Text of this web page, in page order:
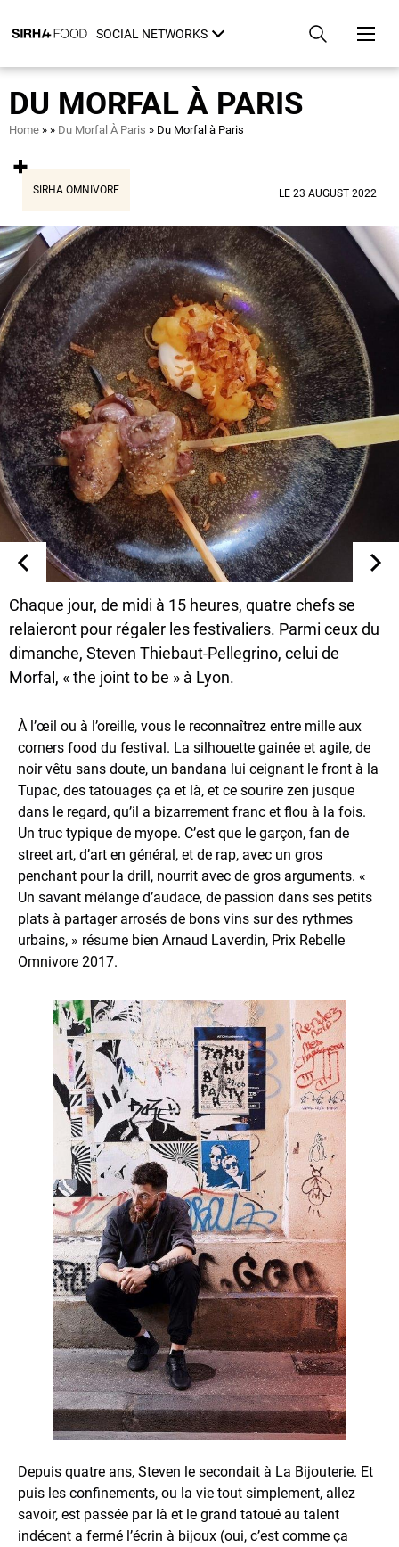
to
content
SOCIAL NETWORKS
DU MORFAL À PARIS
Breadcrumb
Home Du Morfal À Paris Du Morfal à Paris
SIRHA OMNIVORE LE 23 AUGUST 2022
Chaque jour, de midi à 15 heures, quatre chefs se
relaieront pour régaler les festivaliers. Parmi ceux du
dimanche, Steven Thiebaut-Pellegrino, celui de
Morfal, « the joint to be » à Lyon.
À l’œil ou à l’oreille, vous le reconnaîtrez entre mille aux
corners food du festival. La silhouette gainée et agile, de
noir vêtu sans doute, un bandana lui ceignant le front à la
Tupac, des tatouages ça et là, et ce sourire zen jusque
dans le regard, qu’il a bizarrement franc et flou à la fois.
Un truc typique de myope. C’est que le garçon, fan de
street art, d’art en général, et de rap, avec un gros
penchant pour la drill, nourrit avec de gros arguments. «
Un savant mélange d’audace, de passion dans ses petits
plats à partager arrosés de bons vins sur des rythmes
urbains, » résume bien Arnaud Laverdin, Prix Rebelle
Omnivore 2017.
Depuis quatre ans, Steven le secondait à La Bijouterie. Et
puis les confinements, ou la vie tout simplement, allez
savoir, est passée par là et le grand tatoué au talent
indécent a fermé l’écrin à bijoux (oui, c’est comme ça